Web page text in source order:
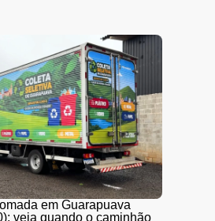
em Guarapuava
veja quando o caminhão